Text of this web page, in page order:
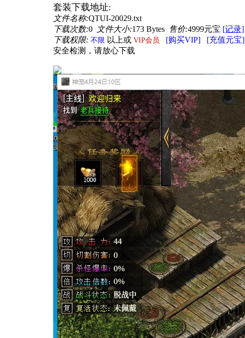
套装下载地址:
文件名称:QTUI-20029.txt
下载次数:0 文件大小:173 Bytes 售价:4999元宝 [记录]
下载权限: 不限 以上或 VIP会员 [购买VIP] [充值元宝]
安全检测，请放心下载